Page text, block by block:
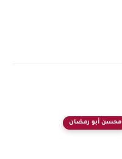
محسن أبو رمضان